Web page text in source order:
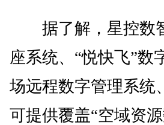
据了解，星控数智
座系统、“悦快飞”数
场远程数字管理系统
可提供覆盖“空域资